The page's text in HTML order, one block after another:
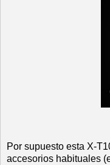
Por supuesto esta X-
accesorios habituales